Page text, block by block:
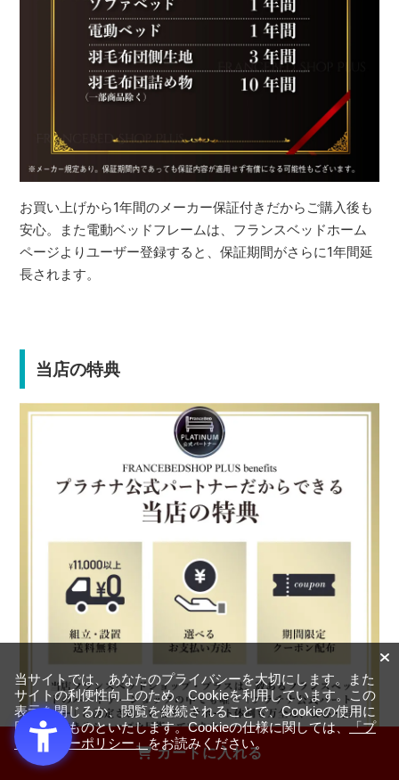
カートに入れる
お買い上げから1年間のメーカー保証付きだからご購入後も
安心。また電動ベッドフレームは、フランスベッドホーム
ページよりユーザー登録すると、保証期間がさらに1年間延
長されます。
当店の特典
当サイトでは、あなたのプライバシーを大切にします。また
サイトの利便性向上のため、Cookieを利用しています。この
表示を閉じるか、閲覧を継続されることで、Cookieの使用に
同意するものといたします。Cookieの仕様に関しては、「プ
ライバシーポリシー」をお読みください。